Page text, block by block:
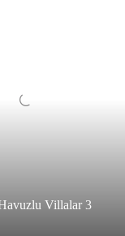
Villalar 3